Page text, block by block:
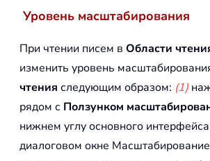
Уровень масштабирования
При чтении писем в Области
изменить уровень
чтения следующим образом: (1)
рядом с Ползунком
нижнем углу основного
диалоговом окне